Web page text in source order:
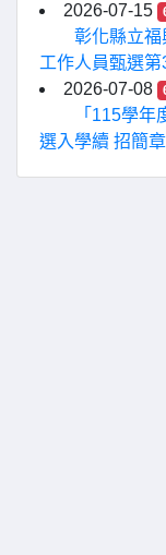
2026-07-15
彰化縣立
工作人員甄選第
2026-07-08
「115學
選入學續 招簡